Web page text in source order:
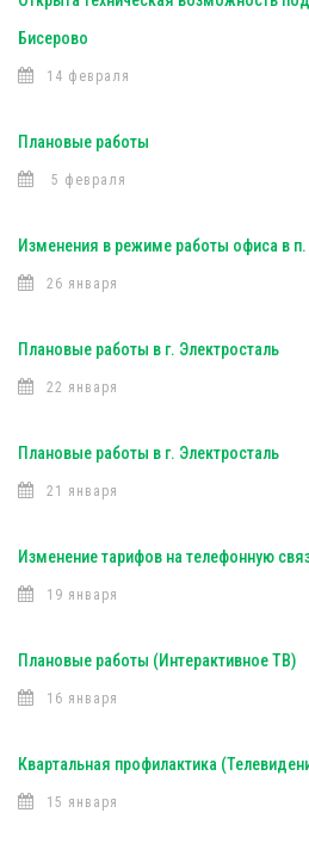
Бисерово
14 февраля
Плановые работы
5 февраля
Изменения в режиме работы офиса в
26 января
Плановые работы в г. Электросталь
22 января
Плановые работы в г. Электросталь
21 января
Изменение тарифов на телефонную
19 января
Плановые работы (Интерактивное ТВ)
16 января
Квартальная профилактика
15 января